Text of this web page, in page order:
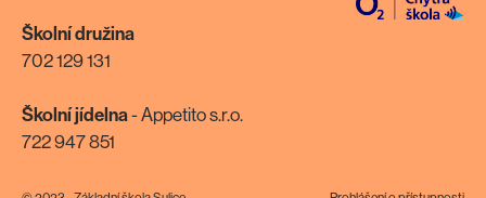
Školní družina
702 129 131
Školní jídelna- Appetito s.r.o.
722 947 851